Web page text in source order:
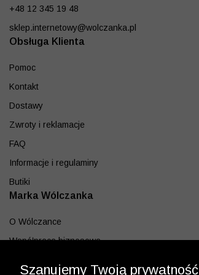
+48 12 345 19 48
sklep.internetowy@wolczanka.pl
Obsługa Klienta
Pomoc
Kontakt
Dostawy
Zwroty i reklamacje
FAQ
Informacje i regulaminy
Butiki
Marka Wólczanka
O Wólczance
Współpraca biznesowa
Szanujemy Twoją prywatność